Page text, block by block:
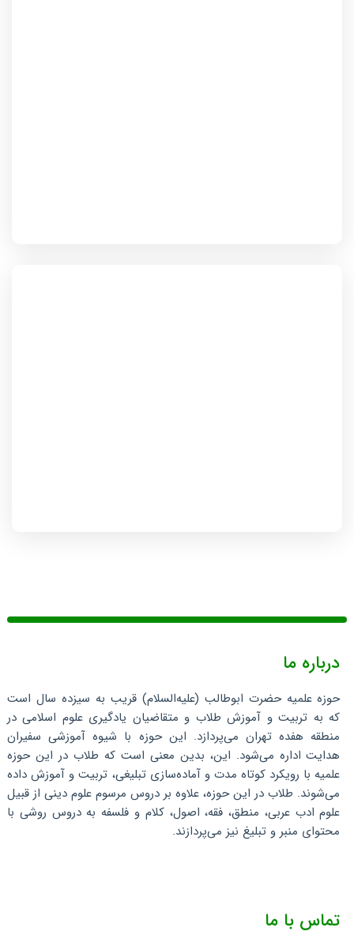
درباره ما
حوزه علمیه حضرت ابوطالب (علیه‌السلام) قریب به سیزده سال است
که به تربیت و آموزش طلاب و متقاضیان یادگیری علوم اسلامی در
منطقه هفده تهران می‌پردازد. این حوزه با شیوه آموزشی سفیران
هدایت اداره می‌شود. این، بدین معنی است که طلاب در این حوزه
علمیه با رویکرد کوتاه مدت و آماده‌سازی تبلیغی، تربیت و آموزش داده
می‌شوند. طلاب در این حوزه، علاوه بر دروس مرسوم علوم دینی از قبیل
علوم ادب عربی، منطق، فقه، اصول، کلام و فلسفه به دروس روشی با
محتوای منبر و تبلیغ نیز می‌پردازند.
تماس با ما